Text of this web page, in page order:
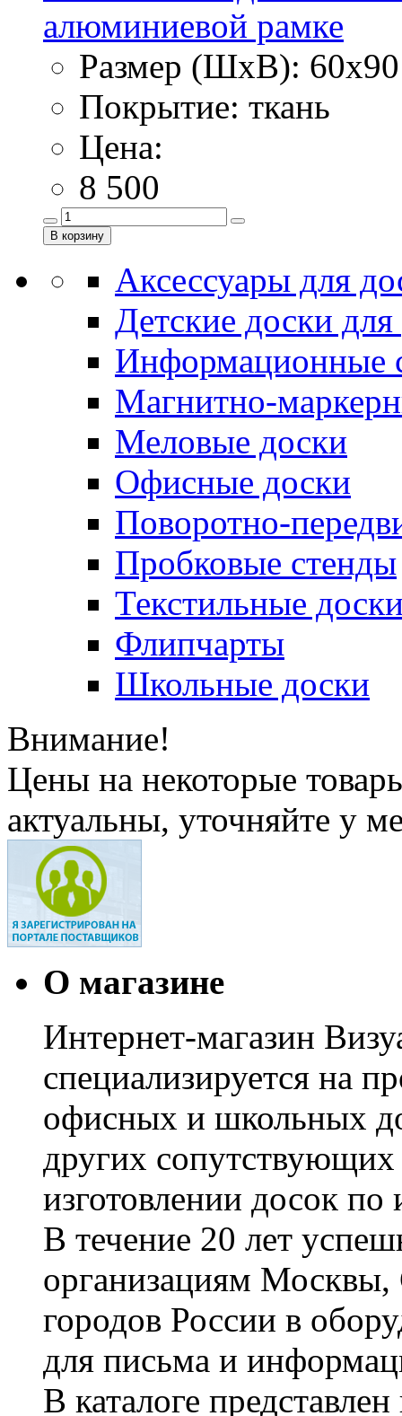
алюминиевой рамке
Размер (ШхВ):
Покрытие: ткань
Цена:
8 500
Аксессуары для
Детские доски
Информационные
Магнитно-
Меловые доски
Офисные доски
Поворотно-
Пробковые стенды
Текстильные
Флипчарты
Школьные доски
Внимание!
Цены на некоторые
актуальны, уточняйте у
О магазине
Интернет-магазин
специализируется на
офисных и школьных
других сопутствующих
изготовлении досок по
В течение 20 лет
организациям Москвы,
городов России в
для письма и
В каталоге